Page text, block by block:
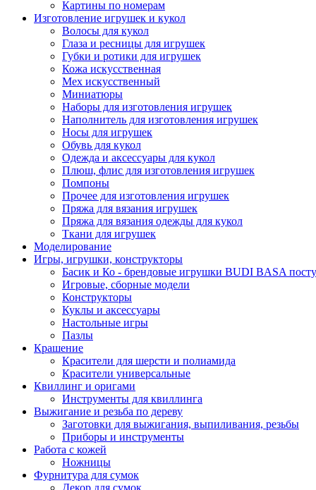
Картины по номерам
Изготовление игрушек и кукол
Волосы для кукол
Глаза и ресницы для игрушек
Губки и ротики для игрушек
Кожа искусственная
Мех искусственный
Миниатюры
Наборы для изготовления игрушек
Наполнитель для изготовления игрушек
Носы для игрушек
Обувь для кукол
Одежда и аксессуары для кукол
Плюш, флис для изготовления игрушек
Помпоны
Прочее для изготовления игрушек
Пряжа для вязания игрушек
Пряжа для вязания одежды для кукол
Ткани для игрушек
Моделирование
Игры, игрушки, конструкторы
Басик и Ко - брендовые игрушки BUDI BASA
Игровые, сборные модели
Конструкторы
Куклы и аксессуары
Настольные игры
Пазлы
Крашение
Красители для шерсти и полиамида
Красители универсальные
Квиллинг и оригами
Инструменты для квиллинга
Выжигание и резьба по дереву
Заготовки для выжигания, выпиливания, резьбы
Приборы и инструменты
Работа с кожей
Ножницы
Фурнитура для сумок
Декор для сумок